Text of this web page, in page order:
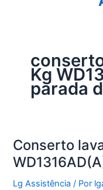
Kg
parada
Conserto
Lg Assistência / Por